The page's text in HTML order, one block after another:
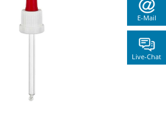
E-Mail
Live-Chat